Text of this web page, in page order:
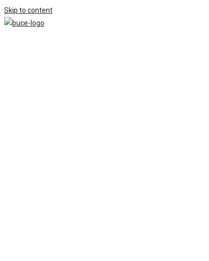
Skip to content